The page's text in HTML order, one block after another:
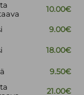
10.00€
9.00€
18.00€
9.50€
21.00€